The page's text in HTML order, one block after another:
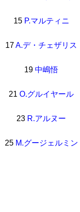
15 P.マルティニ
17A.デ・チェザリス
19中嶋悟
21O.グルイヤール
23 R.アルヌー
25 M.グージェルミン